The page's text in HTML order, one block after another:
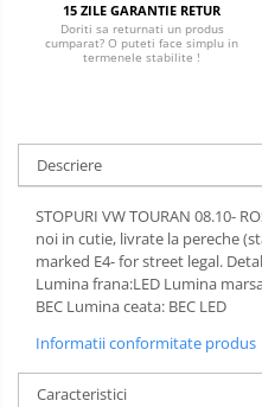
15 ZILE GARANTIE RETUR
Doriti sa returnati un produs
cumparat? O puteti face simplu in
termenele stabilite !
Descriere
STOPURI VW TOURAN 08.10-
noi in cutie, livrate la pereche
marked E4- for street legal.
Lumina frana:LED Lumina
BEC Lumina ceata: BEC LED
Informatii conformitate produs
Caracteristici